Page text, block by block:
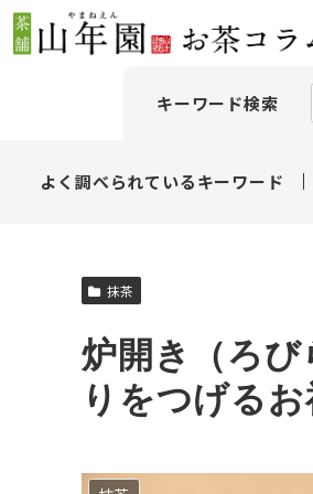
キーワード検索
よく調べられているキーワード
抹茶
炉開き（ろ
りをつげる